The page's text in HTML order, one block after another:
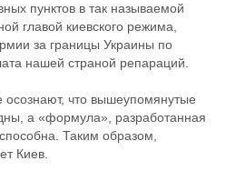
пунктов в так называемой
главой киевского режима,
за границы Украины по
нашей страной репараций.
что вышеупомянутые
а «формула», разработанная
Таким образом,
Киев.